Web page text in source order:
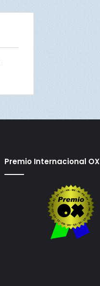
Premio Internacional OX